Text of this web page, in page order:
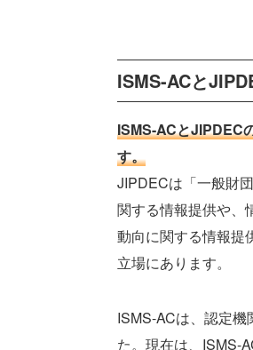
ISMS-ACと
ISMS-ACとJIPDEC
す。
JIPDECは「一般財
関する情報提供や、
動向に関する情報提
立場にあります。
ISMS-ACは、認定
た。現在は、ISMS-